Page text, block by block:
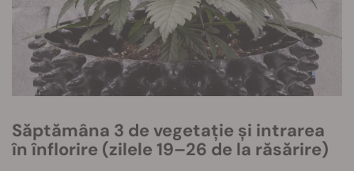
Săptămâna 3 de vegetație și intrarea
în înflorire (zilele 19–26 de la răsărire)